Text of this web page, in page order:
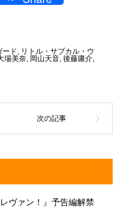
ード, リトル・サブカル・ウ
場美奈, 岡山天音, 後藤庸介,
ヴァン！』予告編解禁